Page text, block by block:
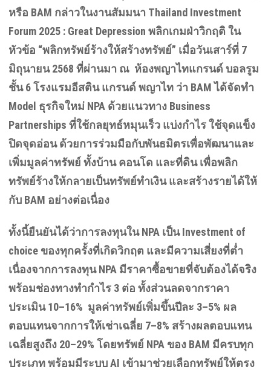
หรือ BAM กล่าวในงานสัมมนา Thailand Investment
Forum 2025 : Great Depression พลิกเกมฝ่าวิกฤติ ใน
หัวข้อ “พลิกทรัพย์ร้างให้สร้างทรัพย์” เมื่อวันเสาร์ที่ 7
มิถุนายน2568 ที่ผ่านมา ณ ห้องพญาไทแกรนด์ บอลรูม
ชั้น6โรงแรมอีสติน แกรนด์ พญาไท ว่า BAMได้จัดทำ
Model ธุรกิจใหม่ NPA ด้วยแนวทาง Business
Partnerships ที่ใช้กลยุทธ์หมุนเร็ว แบ่งกำไร ใช้จุดแข็ง
ปิดจุดอ่อน ด้วยการร่วมมือกับพันธมิตรเพื่อพัฒนาและ
เพิ่มมูลค่าทรัพย์ ทั้งบ้าน คอนโด และที่ดิน เพื่อพลิก
ทรัพย์ร้างให้กลายเป็นทรัพย์ทำเงิน และสร้างรายได้ให้
กับ BAM อย่างต่อเนื่อง
ทั้งนี้ยืนยันได้ว่าการลงทุนในNPA เป็นInvestment of
choice ของทุกครั้งที่เกิดวิกฤต และมีความเสี่ยงที่ต่ำ
เนื่องจากการลงทุนNPA มีราคาซื้อขายที่จับต้องได้จริง
พร้อมช่องทางทำกำไร 3 ต่อ ทั้งส่วนลดจากราคา
ประเมิน10–16% มูลค่าทรัพย์เพิ่มขึ้นปีละ 3–5% ผล
ตอบแทนจากการให้เช่าเฉลี่ย 7–8% สร้างผลตอบแทน
เฉลี่ยสูงถึง 20–29% โดยทรัพย์ NPA ของ BAM มีครบทุก
ประเภท พร้อมมีระบบAI เข้ามาช่วยเลือกทรัพย์ให้ตรง